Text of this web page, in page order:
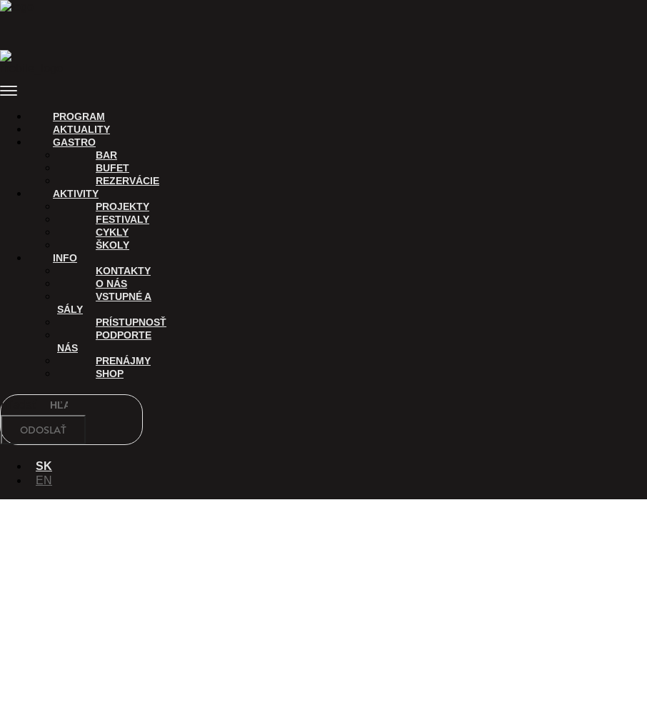
Preskočiť
Menu
PROGRAM
AKTUALITY
GASTRO
BAR
BUFET
REZERVÁCIE
AKTIVITY
PROJEKTY
FESTIVALY
CYKLY
ŠKOLY
INFO
KONTAKTY
O NÁS
VSTUPNÉ A
SÁLY
PRÍSTUPNOSŤ
PODPORTE
NÁS
PRENÁJMY
SHOP
Hľadať
ODOSLAŤ
SK
EN